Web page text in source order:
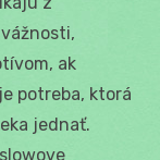
ak
potreba, ktorá
jednať.